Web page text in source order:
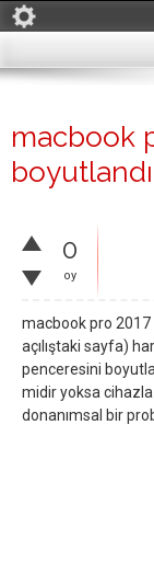
macbook
0
oy
macbook pro
açılıştaki sayfa)
penceresini
midir yoksa cihazla
donanımsal bir